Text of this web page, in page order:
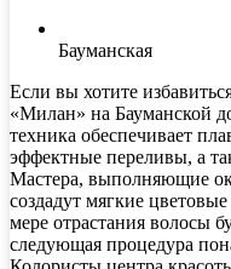
Бауманская
Если вы хотите
«Милан» на Бауманской
техника обеспечивает
эффектные переливы, а
Мастера, выполняющие
создадут мягкие
мере отрастания волосы
следующая процедура